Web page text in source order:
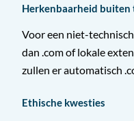
Herkenbaarheid buiten
Voor een niet-
dan .com of lokale
zullen er automatisch
Ethische kwesties